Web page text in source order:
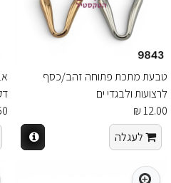
טבעת מתכת פתוחה זהב/כסף
לרצועות ולבגדי ים
12.00 ₪
לעגלה
₪